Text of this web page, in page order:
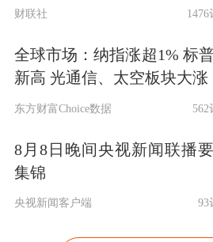
财联社 1476
全球市场：纳指涨超1% 标
新高 光通信、太空板块大涨
东方财富Choice数据 562
8月8日晚间央视新闻联播
集锦
央视新闻客户端 93